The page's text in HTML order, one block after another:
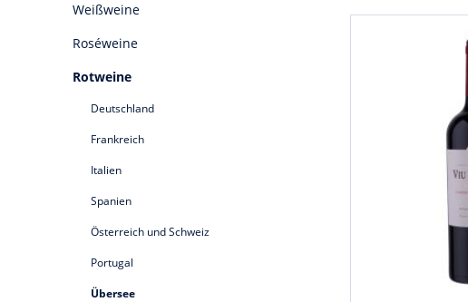
Weißweine
Roséweine
Rotweine
Deutschland
Frankreich
Italien
Spanien
Österreich und Schweiz
Portugal
Übersee